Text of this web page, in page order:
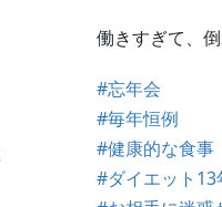
働きすぎて、
#忘年会
#毎年恒例
#健康的な食事
#ダイエット13